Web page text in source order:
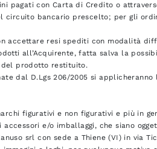
pagati con Carta di Credito o
bancario prescelto; per gli
accettare resi spediti con modalità
all’Acquirente, fatta salva la
del prodotto restituito.
dal D.Lgs 206/2005 si
figurativi e non figurativi e più in
e/o imballaggi, che siano
srl con sede a Thiene (VI) in via